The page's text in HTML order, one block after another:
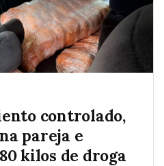
controlado,
pareja e
kilos de droga